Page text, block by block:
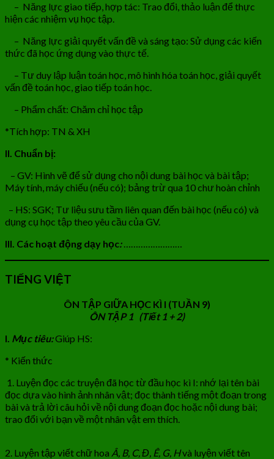
– Năng lực giao tiếp, hợp tác: Trao đổi, thảo luận để thực
hiện các nhiệm vụ học tập.
– Năng lực giải quyết vấn đề và sáng tạo: Sử dụng các kiến
thức đã học ứng dụng vào thực tế.
– Tư duy lập luận toán học, mô hình hóa toán học, giải quyết
vấn đề toán học, giao tiếp toán học.
– Phẩm chất: Chăm chỉ học tập
*Tích hợp: TN & XH
II. Chuẩn bị:
– GV: Hình vẽ để sử dụng cho nội dung bài học và bài tập;
Máy tính, máy chiếu (nếu có); bảng trừ qua 10 chư hoàn chỉnh
– HS: SGK; Tư liệu sưu tầm liên quan đến bài học (nếu có) và
dụng cụ học tập theo yêu cầu của GV.
III. Các hoạt động dạy học:……………………
TIẾNG VIỆT
ÔN TẬP GIỮA HỌC KÌ I (TUẦN 9)
ÔN TẬP 1 (Tiết 1 + 2)
I. Mục tiêu:Giúp HS:
* Kiến thức
1. Luyện đọc các truyện đã học từ đầu học kì I: nhớ lại tên bài
đọc dựa vào hình ảnh nhân vật; đọc thành tiếng một đoạn trong
bài và trả lời câu hỏi về nội dung đoạn đọc hoặc nội dung bài;
trao đổi với bạn về một nhân vật em thích.
2. Luyện tập viết chữ hoa Â, B, C, Đ, Ê, G, Hvà luyện viết tên